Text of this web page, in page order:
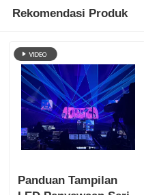
Rekomendasi Produk
Panduan Tampilan